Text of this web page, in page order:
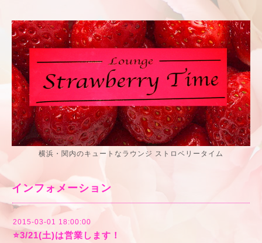
横浜・関内のキュートなラウンジ ストロベリータイム
インフォメーション
2015-03-01 18:00:00
⭐️3/21(土)は営業します！